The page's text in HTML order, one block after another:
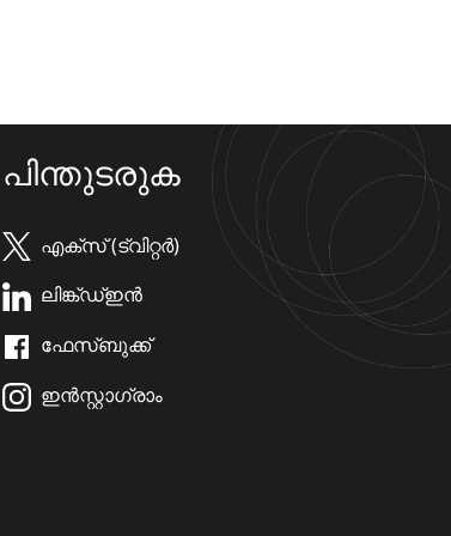
പിന്തുടരുക
എക്സ് (ട്വിറ്റർ)
ലിങ്ക്ഡ്ഇൻ
ഫേസ്ബുക്ക്
ഇൻസ്റ്റാഗ്രാം